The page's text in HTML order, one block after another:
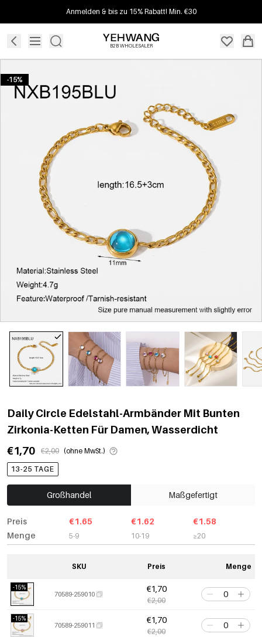
Anmelden & bis zu 15% Rabatt! Min. €30
B2B WHOLESALER
-15%
Daily Circle Edelstahl-Armbänder Mit Bunten
Zirkonia-Ketten Für Damen, Wasserdicht
€1,70
€2,00 (ohne MwSt.)
13-25 TAGE
Großhandel Maßgefertigt
Preis
Menge
€1.65
5-9
€1.62
10-19
€1.58
≥20
SKU Preis Menge
-15%
70589-259010
€1,70
€2,00
-15%
70589-259011
€1,70
€2,00